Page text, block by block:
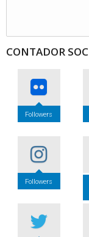
CONTADOR
Followers
Followers